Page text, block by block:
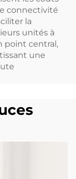
connectivité
la
unités à
point central,
une